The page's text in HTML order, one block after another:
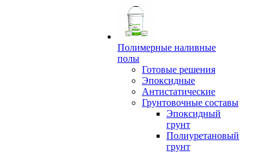
Полимерные наливные
полы
Готовые решения
Эпоксидные
Антистатические
Грунтовочные составы
Эпоксидный
грунт
Полиуретановый
грунт